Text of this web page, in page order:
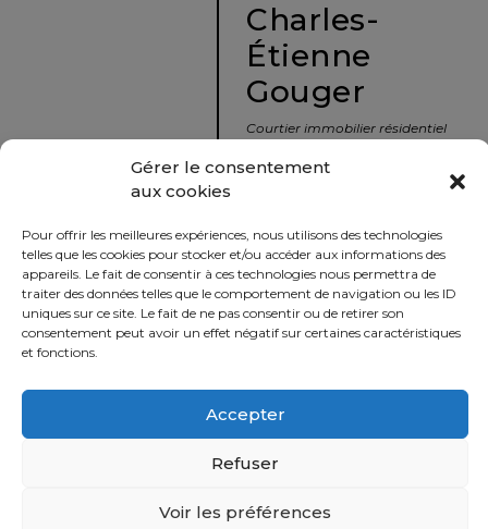
Gérer le consentement
aux cookies
Pour offrir les meilleures expériences, nous utilisons des technologies
telles que les cookies pour stocker et/ou accéder aux informations des
appareils. Le fait de consentir à ces technologies nous permettra de
traiter des données telles que le comportement de navigation ou les ID
uniques sur ce site. Le fait de ne pas consentir ou de retirer son
consentement peut avoir un effet négatif sur certaines caractéristiques
et fonctions.
Accepter
Refuser
Voir les préférences
immobilier
vers
la
tranquillité
d’esprit
défi
Charles-
Étienne
Gouger
Courtier immobilier résidentiel
450 229-2992
50 rue morin,
Sainte-Adèle, Québec
J8B 2P7
Partager
Politique